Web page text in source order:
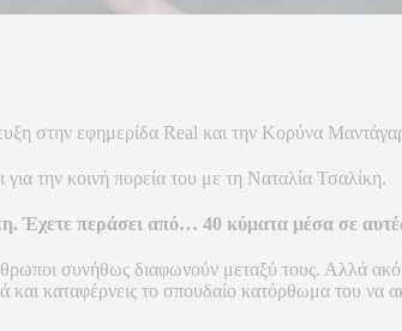
στην εφημερίδα Real και την Κορύνα
την κοινή πορεία του με τη Ναταλία Τσαλίκη.
Έχετε περάσει από… 40 κύματα μέσα σε
συνήθως διαφωνούν μεταξύ τους. Αλλά
και καταφέρνεις το σπουδαίο κατόρθωμα του